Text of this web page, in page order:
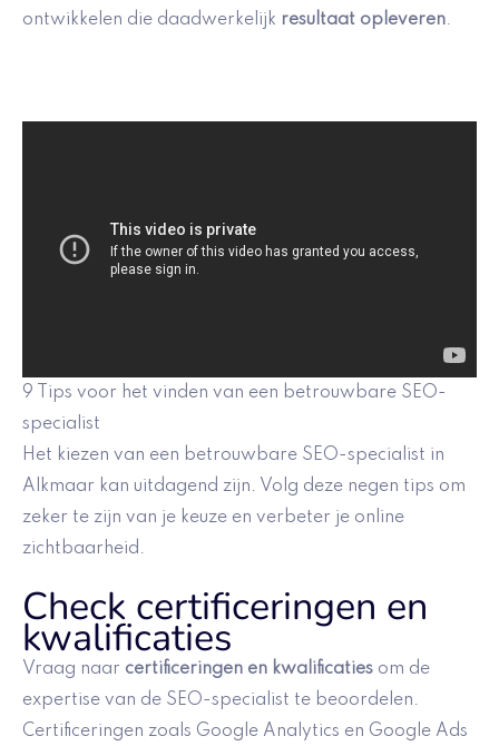
ontwikkelen die daadwerkelijk resultaat opleveren.
9 Tips voor het vinden van een betrouwbare SEO-
specialist
Het kiezen van een betrouwbare SEO-specialist in
Alkmaar kan uitdagend zijn. Volg deze negen tips om
zeker te zijn van je keuze en verbeter je online
zichtbaarheid.
Check certificeringen en
kwalificaties
Vraag naar certificeringen en kwalificaties om de
expertise van de SEO-specialist te beoordelen.
Certificeringen zoals Google Analytics en Google Ads